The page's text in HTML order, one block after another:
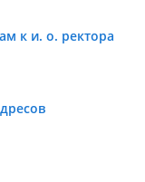
к и. о. ректора